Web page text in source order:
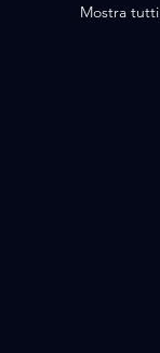
Mostra tutti